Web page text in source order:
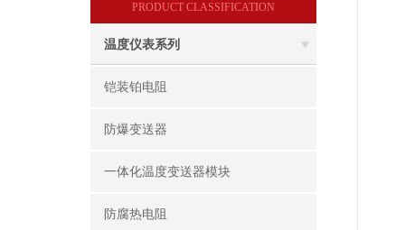
PRODUCT CLASSIFICATION
温度仪表系列
铠装铂电阻
防爆变送器
一体化温度变送器模块
防腐热电阻